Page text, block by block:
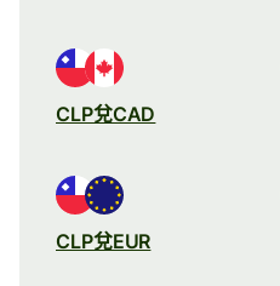
CLP兌CAD
CLP兌EUR